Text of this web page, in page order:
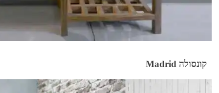
קונסולה Madrid